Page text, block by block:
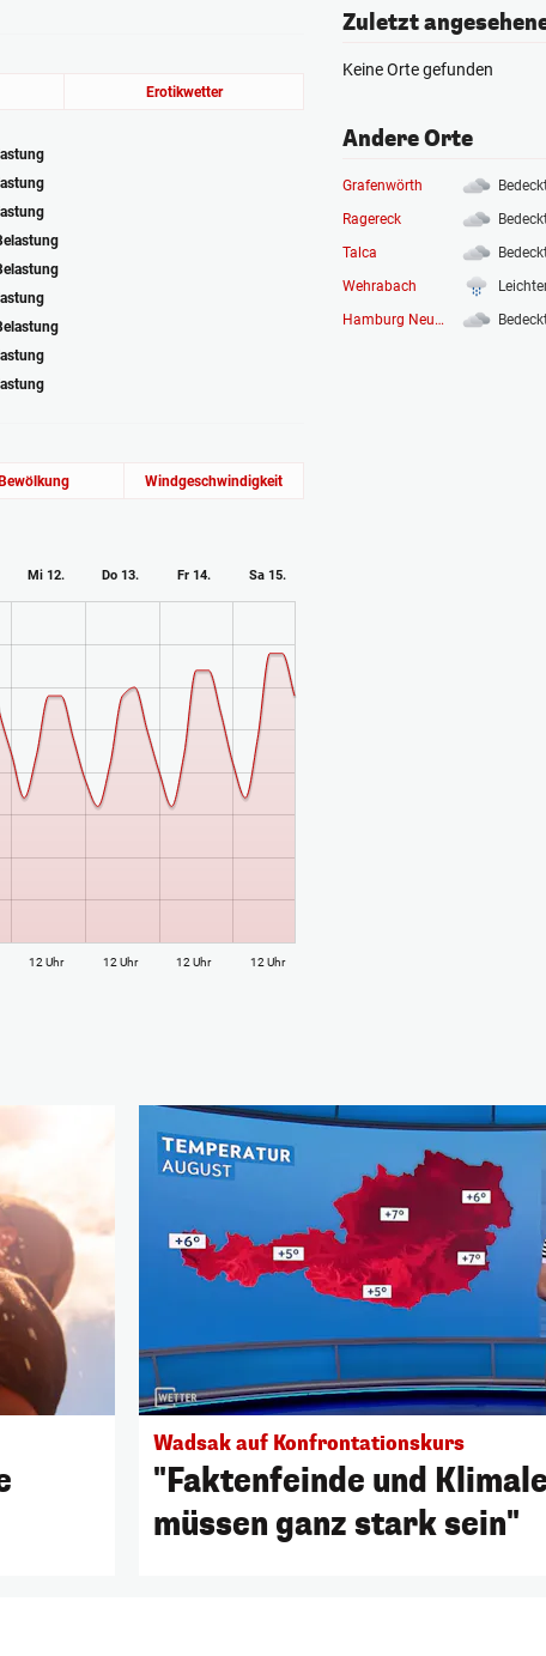
Erotikwetter
Bewölkung Windgeschwindigkeit
Mi 12. Do 13. Fr 14. Sa 15.
12 Uhr 12 Uhr 12 Uhr 12 Uhr
Zuletzt
Keine Orte gefunden
Andere Orte
Grafenwörth
Ragereck
Talca
Wehrabach
Hamburg Neuwerk
Wadsak auf Konfrontationskurs
"Faktenfeinde und
müssen ganz stark sein"